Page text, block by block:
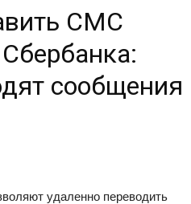
СМС
сообщения
удаленно переводить